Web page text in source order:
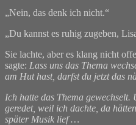
„Nein, das denk ich nicht.“
„Du kannst es ruhig zugeben,
Sie lachte, aber es klang nicht
sagte: Lass uns das Thema
am Hut hast, darfst du jetzt das
Ich hatte das Thema
geredet, weil ich dachte, da
später Musik lief …